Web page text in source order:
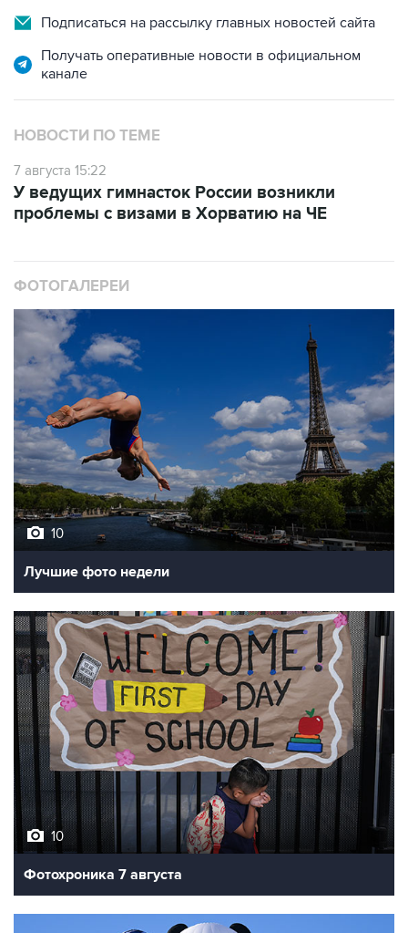
Подписаться на рассылку главных новостей сайта
Получать оперативные новости в официальном
канале
НОВОСТИ ПО ТЕМЕ
7 августа 15:22
У ведущих гимнасток России возникли
проблемы с визами в Хорватию на ЧЕ
ФОТОГАЛЕРЕИ
10
Лучшие фото недели
10
Фотохроника 7 августа